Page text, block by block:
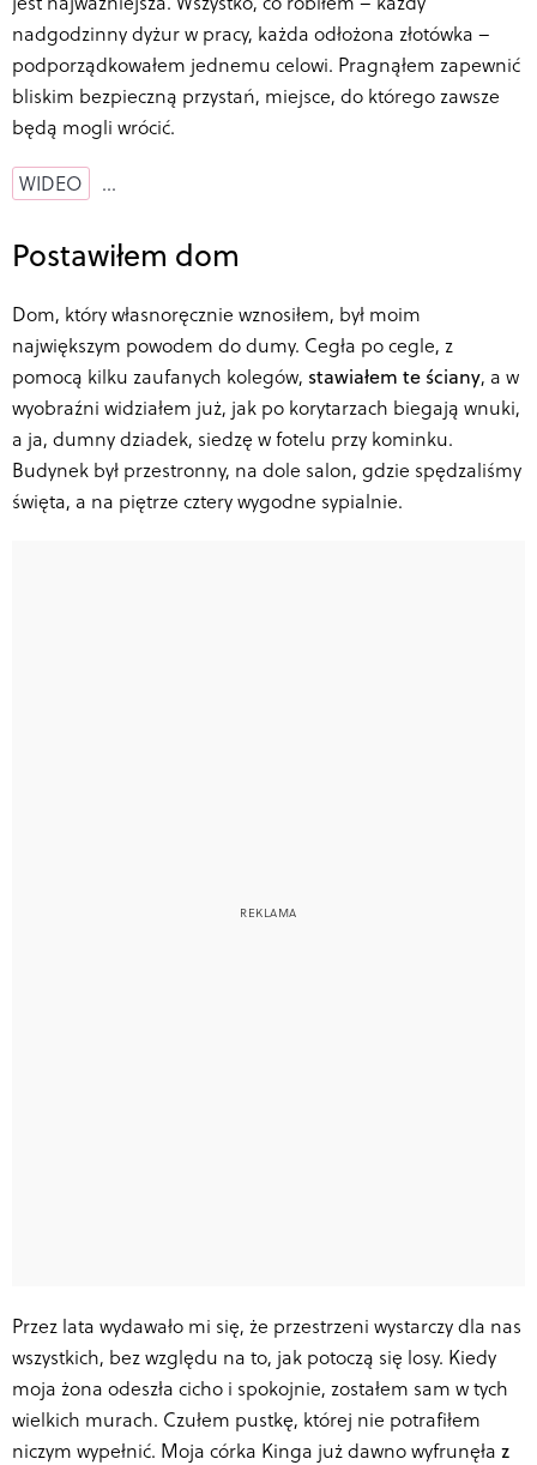
nadgodzinny dyżur w pracy, każda odłożona złotówka –
podporządkowałem jednemu celowi. Pragnąłem zapewnić
bliskim bezpieczną przystań, miejsce, do którego zawsze
będą mogli wrócić.
WIDEO …
Postawiłem dom
Dom, który własnoręcznie wznosiłem, był moim
największym powodem do dumy. Cegła po cegle, z
pomocą kilku zaufanych kolegów, stawiałem te ściany, a w
wyobraźni widziałem już, jak po korytarzach biegają wnuki,
a ja, dumny dziadek, siedzę w fotelu przy kominku.
Budynek był przestronny, na dole salon, gdzie spędzaliśmy
święta, a na piętrze cztery wygodne sypialnie.
Przez lata wydawało mi się, że przestrzeni wystarczy dla nas
wszystkich, bez względu na to, jak potoczą się losy. Kiedy
moja żona odeszła cicho i spokojnie, zostałem sam w tych
wielkich murach. Czułem pustkę, której nie potrafiłem
niczym wypełnić. Moja córka Kinga już dawno wyfrunęła z